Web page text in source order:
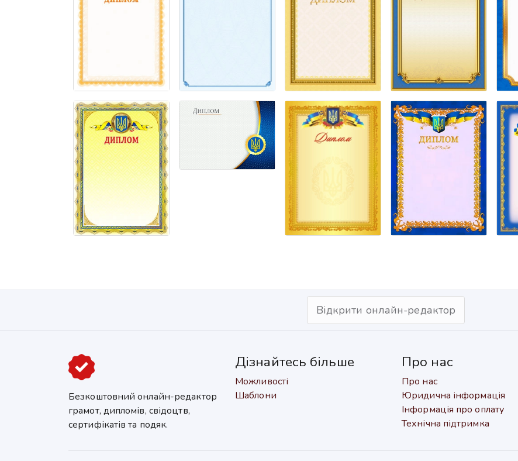
Відкрити онлайн-редактор
Безкоштовний онлайн-редактор
грамот, дипломів, свідоцтв,
сертифікатів та подяк.
Дізнайтесь більше
Можливості
Шаблони
Про нас
Про нас
Юридична інформація
Інформація про оплату
Технічна підтримка